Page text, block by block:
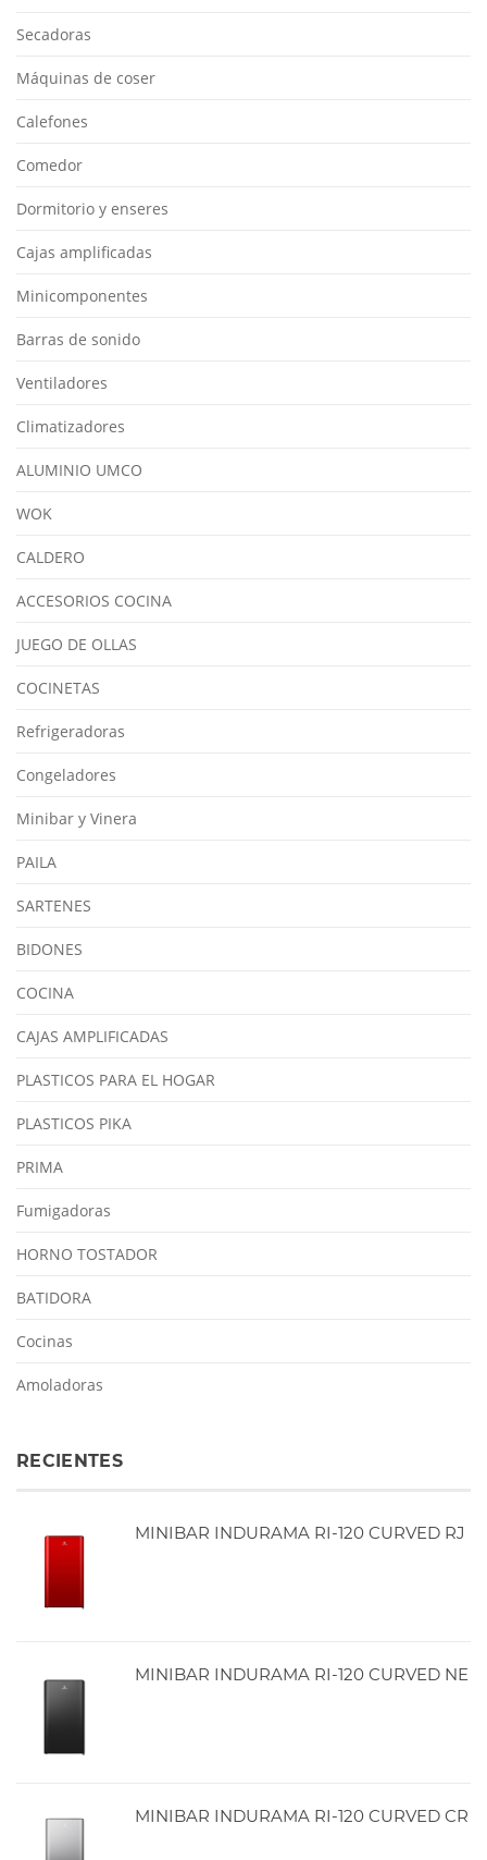
Secadoras
Máquinas de coser
Calefones
Comedor
Dormitorio y enseres
Cajas amplificadas
Minicomponentes
Barras de sonido
Ventiladores
Climatizadores
ALUMINIO UMCO
WOK
CALDERO
ACCESORIOS COCINA
JUEGO DE OLLAS
COCINETAS
Refrigeradoras
Congeladores
Minibar y Vinera
PAILA
SARTENES
BIDONES
COCINA
CAJAS AMPLIFICADAS
PLASTICOS PARA EL HOGAR
PLASTICOS PIKA
PRIMA
Fumigadoras
HORNO TOSTADOR
BATIDORA
Cocinas
Amoladoras
RECIENTES
MINIBAR INDURAMA RI-120 CURVED RJ
MINIBAR INDURAMA RI-120 CURVED NE
MINIBAR INDURAMA RI-120 CURVED CR